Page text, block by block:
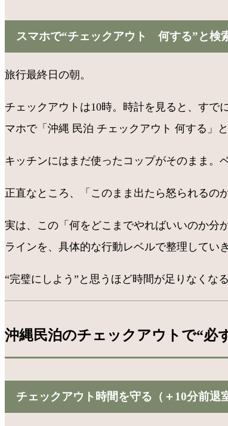
スマホで“チェックアウト 何する”と検
旅行最終日の朝。
チェックアウトは10時。時計を見ると、すで
マホで「沖縄 民泊 チェックアウト 何する」
キッチンにはまだ使ったコップがそのまま。
正直なところ、「このまま出たら怒られるの
実は、この「何をどこまでやればいいのか分
ラインを、具体的な行動レベルで整理していき
“完璧にしよう”と思うほど時間が足りなくな
沖縄民泊のチェックアウトで“必
チェックアウト時間を守る（＋10分前退